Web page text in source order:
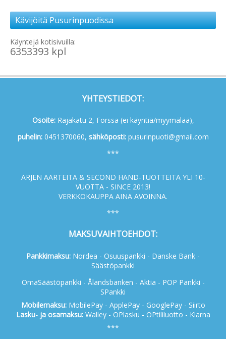
Kävijöitä Pusurinpuodissa
Käyntejä kotisivuilla:
6353393 kpl
YHTEYSTIEDOT:
Osoite:Rajakatu 2, Forssa (ei käyntiä/myymälää),
puhelin:0451370060, sähköposti:pusurinpuoti@gmail.com
***
ARJEN AARTEITA & SECOND HAND-TUOTTEITA YLI 10-
VUOTTA - SINCE 2013!
VERKKOKAUPPA AINA AVOINNA.
***
MAKSUVAIHTOEHDOT:
Pankkimaksu: Nordea - Osuuspankki - Danske Bank -
Säästöpankki
OmaSäästöpankki - Ålandsbanken - Aktia - POP Pankki -
SPankki
Mobilemaksu:MobilePay - ApplePay - GooglePay - Siirto
Lasku- ja osamaksu:Walley - OPlasku - OPtililuotto - Klarna
***